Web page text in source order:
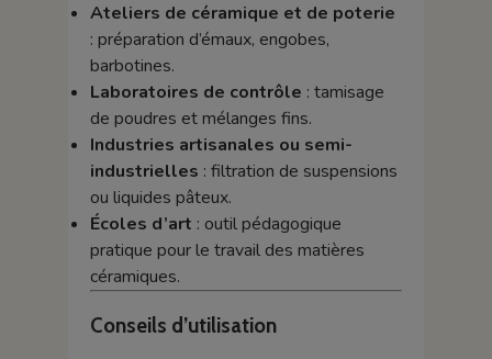
Ateliers de céramique et de poterie
: préparation d’émaux, engobes,
barbotines.
Laboratoires de contrôle : tamisage
de poudres et mélanges fins.
Industries artisanales ou semi-
industrielles : filtration de suspensions
ou liquides pâteux.
Écoles d’art : outil pédagogique
pratique pour le travail des matières
céramiques.
Conseils d’utilisation